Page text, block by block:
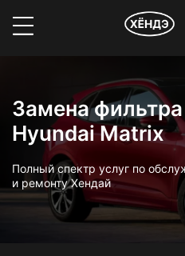
Замена
Hyundai Matrix
Полный спектр услуг по
и ремонту Хендай